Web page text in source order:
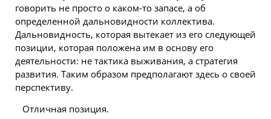
говорить не просто о каком-то запасе, а об
определенной дальновидности коллектива.
Дальновидность, которая вытекает из его следующей
позиции, которая положена им в основу его
деятельности: не тактика выживания, а стратегия
развития. Таким образом предполагают здесь о своей
перспективу.
Отличная позиция.